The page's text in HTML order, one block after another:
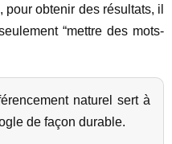
obtenir des résultats, il
“mettre des mots-
naturel sert à
de façon durable.